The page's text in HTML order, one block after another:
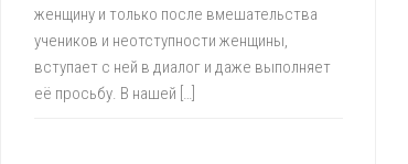
женщину и только после вмешательства
учеников и неотступности женщины,
вступает с ней в диалог и даже выполняет
её просьбу. В нашей […]